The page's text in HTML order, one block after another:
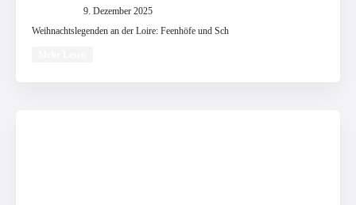
9. Dezember 2025
Weihnachtslegenden an der Loire: Feenhöfe und Sch